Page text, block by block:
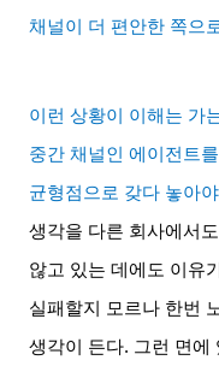
채널이 더 편안한 쪽으
이런 상황이 이해는 가
중간 채널인 에이전트
균형점으로 갖다 놓아
생각을 다른 회사에서
않고 있는 데에도 이유
실패할지 모르나 한번
생각이 든다. 그런 면에